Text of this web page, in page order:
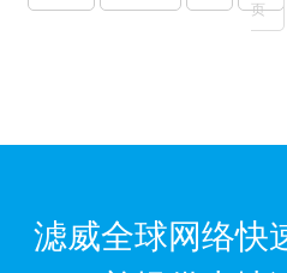
页
滤威全球网络快